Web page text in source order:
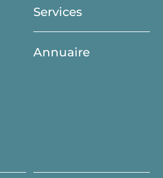
Services
Annuaire